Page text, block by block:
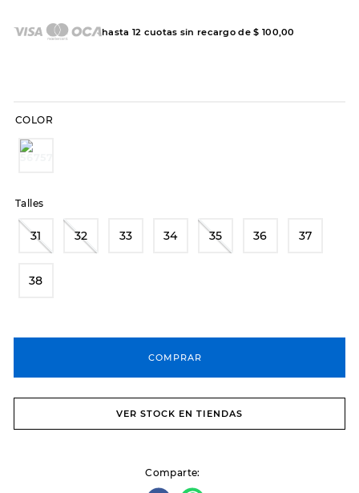
hasta 12 cuotas sin recargo de$ 100 ,00
COLOR
Talles
31 32 33 34 35 36 37
38
COMPRAR
VER STOCK EN TIENDAS
Comparte